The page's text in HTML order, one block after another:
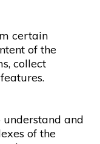
certain
of the
collect
and
of the